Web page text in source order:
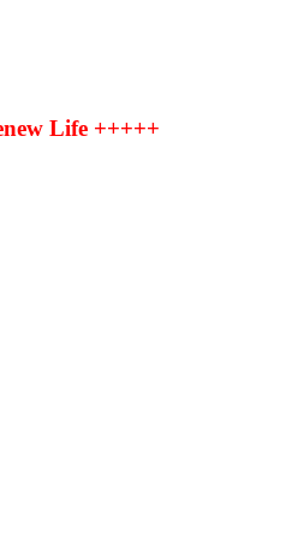
Life +++++